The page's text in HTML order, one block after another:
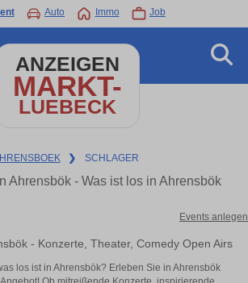
Auto Immo Job
ANZEIGEN
MARKT-
LUEBECK
❯ SCHLAGER
Ahrensbök - Was ist los in Ahrensbök
Events anlegen
- Konzerte, Theater, Comedy Open Airs
los ist in Ahrensbök? Erleben Sie in Ahrensbök